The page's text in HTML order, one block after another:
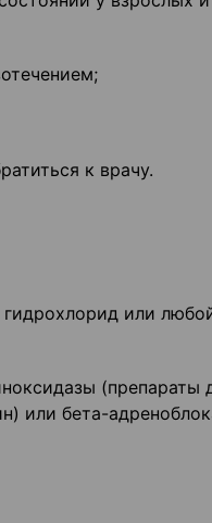
к врачу.
гидрохлорид или
(препараты
или бета-